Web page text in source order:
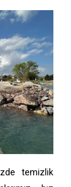
temizlik